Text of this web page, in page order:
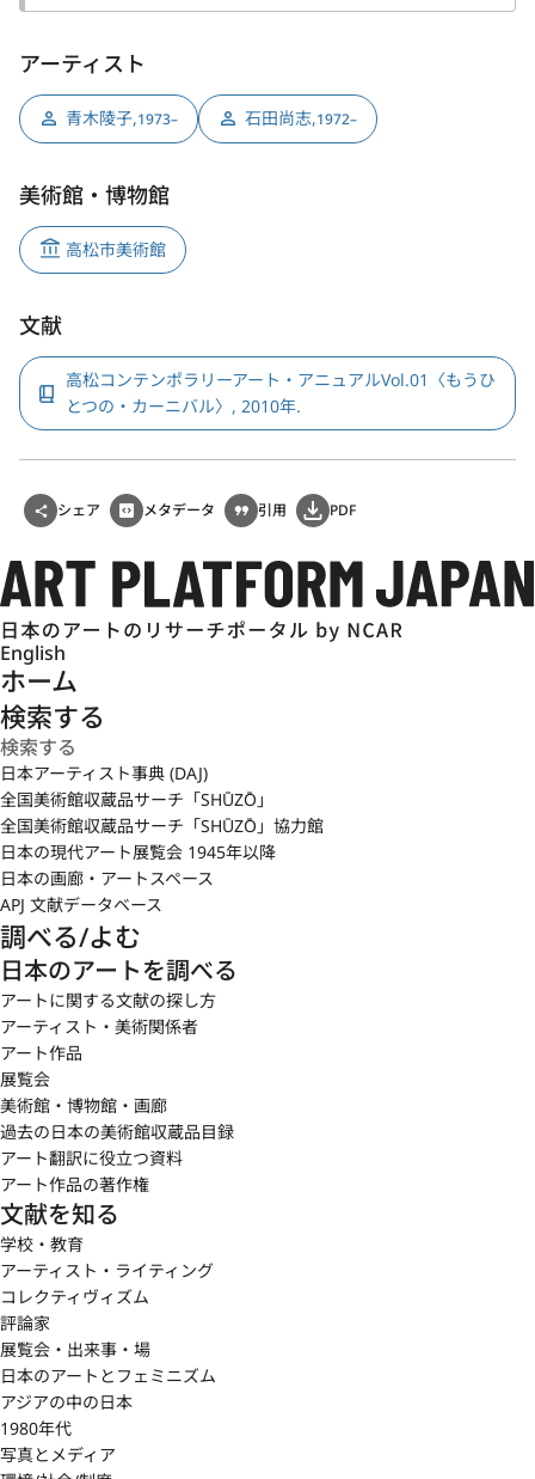
アーティスト
青木陵子,1973– 石田尚志,1972–
美術館・博物館
高松市美術館
文献
高松コンテンポラリーアート・アニュアルVol.01〈もうひ
とつの・カーニバル〉, 2010年.
シェア メタデータ 引用 PDF
English
ホーム
検索する
日本アーティスト事典 (DAJ)
全国美術館収蔵品サーチ「SHŪZŌ」
全国美術館収蔵品サーチ「SHŪZŌ」協力館
日本の現代アート展覧会 1945年以降
日本の画廊・アートスペース
APJ 文献データベース
調べる/よむ
日本のアートを調べる
アートに関する文献の探し方
アーティスト・美術関係者
アート作品
展覧会
美術館・博物館・画廊
過去の日本の美術館収蔵品目録
アート翻訳に役立つ資料
アート作品の著作権
文献を知る
学校・教育
アーティスト・ライティング
コレクティヴィズム
評論家
展覧会・出来事・場
日本のアートとフェミニズム
アジアの中の日本
1980年代
写真とメディア